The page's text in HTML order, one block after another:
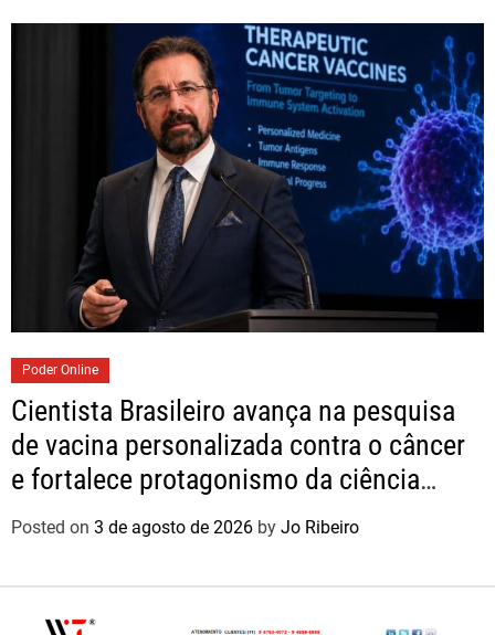
Poder Online
Cientista Brasileiro avança na pesquisa
de vacina personalizada contra o câncer
e fortalece protagonismo da ciência
nacional
Posted on 3 de agosto de 2026 by Jo Ribeiro